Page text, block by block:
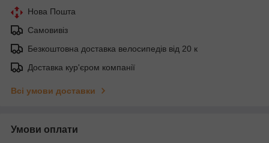
Нова Пошта
Самовивіз
Безкоштовна доставка велосипедів від 20 к
Доставка кур'єром компанії
Всі умови доставки
Умови оплати